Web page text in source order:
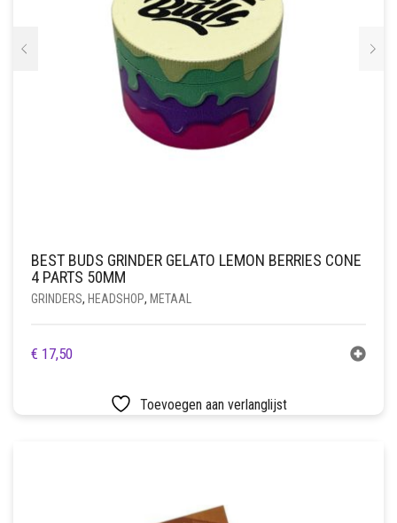
BEST BUDS GRINDER GELATO LEMON BERRIES CONE
4 PARTS 50MM
GRINDERS, HEADSHOP, METAAL
€ 17,50
Toevoegen aan verlanglijst